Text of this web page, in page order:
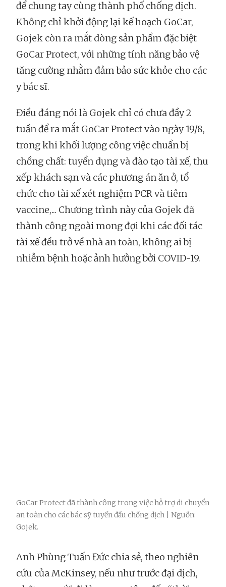
để chung tay cùng thành phố chống dịch.
Không chỉ khởi động lại kế hoạch GoCar,
Gojek còn ra mắt dòng sản phẩm đặc biệt
GoCar Protect, với những tính năng bảo vệ
tăng cường nhằm đảm bảo sức khỏe cho các
y bác sĩ.
Điều đáng nói là Gojek chỉ có chưa đầy 2
tuần để ra mắt GoCar Protect vào ngày 19/8,
trong khi khối lượng công việc chuẩn bị
chồng chất: tuyển dụng và đào tạo tài xế, thu
xếp khách sạn và các phương án ăn ở, tổ
chức cho tài xế xét nghiệm PCR và tiêm
vaccine,... Chương trình này của Gojek đã
thành công ngoài mong đợi khi các đối tác
tài xế đều trở về nhà an toàn, không ai bị
nhiễm bệnh hoặc ảnh hưởng bởi COVID-19.
GoCar Protect đã thành công trong việc hỗ trợ di chuyển
an toàn cho các bác sỹ tuyến đầu chống dịch | Nguồn:
Gojek.
Anh Phùng Tuấn Đức chia sẻ, theo nghiên
cứu của McKinsey, nếu như trước đại dịch,